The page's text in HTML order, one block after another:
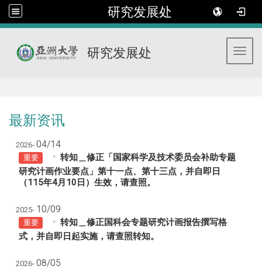
研究发展处
研究发展处
最新资讯
2026- 04/14
重要
转知＿修正「国家科学及技术委员会补助专题
研究计画作业要点」第十一点、第十三点，并自即日
（115年4月10日）生效，请查照。
2025- 10/09
重要
转知＿修正国科会专题研究计画报告撰写格
式，并自即日起实施，请查照转知。
2026- 08/05